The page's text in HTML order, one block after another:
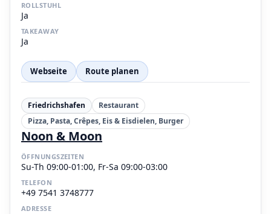
ROLLSTUHL
Ja
TAKEAWAY
Ja
Webseite Route planen
Friedrichshafen
Restaurant
Pizza, Pasta, Crêpes, Eis & Eisdielen, Burger
Noon & Moon
ÖFFNUNGSZEITEN
Su-Th 09:00-01:00, Fr-Sa 09:00-03:00
TELEFON
+49 7541 3748777
ADRESSE